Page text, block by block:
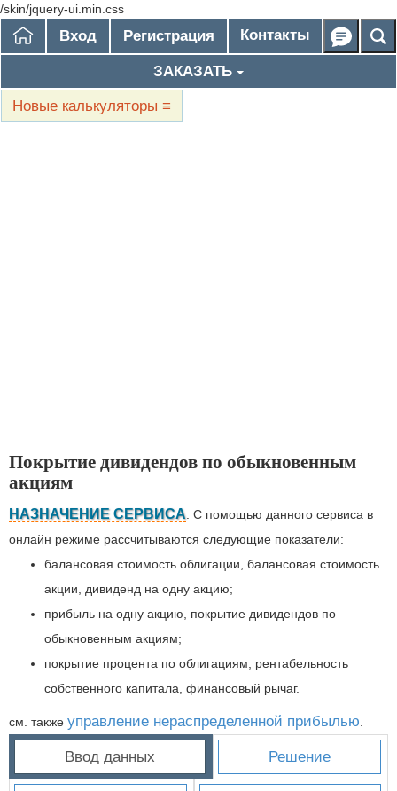
/skin/jquery-ui.min.css
Вход Регистрация Контакты
ЗАКАЗАТЬ
Новые калькуляторы ≡
Покрытие дивидендов по обыкновенным
акциям
НАЗНАЧЕНИЕ СЕРВИСА . С помощью данного сервиса в
онлайн режиме рассчитываются следующие показатели:
балансовая стоимость облигации, балансовая стоимость
акции, дивиденд на одну акцию;
прибыль на одну акцию, покрытие дивидендов по
обыкновенным акциям;
покрытие процента по облигациям, рентабельность
собственного капитала, финансовый рычаг.
см. также управление нераспределенной прибылью
Ввод данных Решение